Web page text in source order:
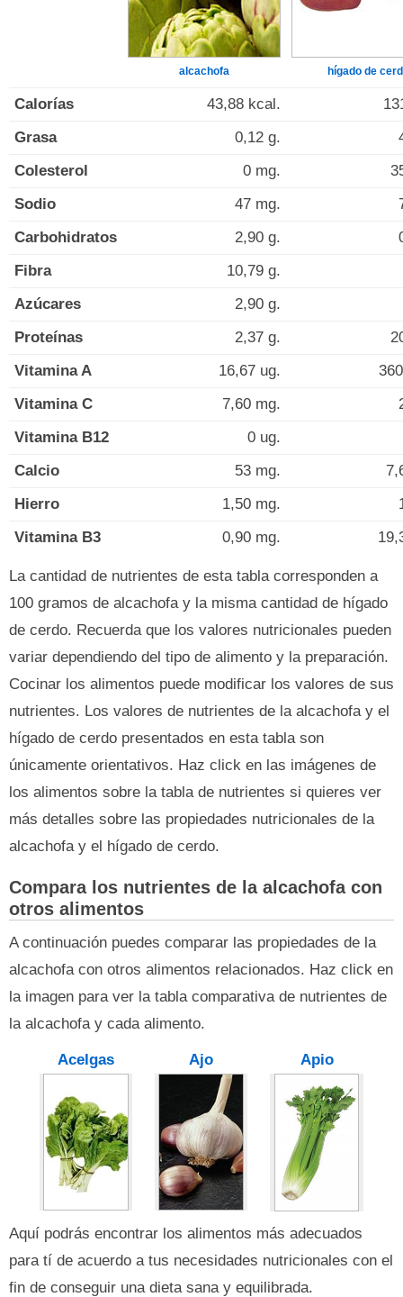
alcachofa hígado de
Calorías 43,88 kcal.
Grasa
0,12 g.
Colesterol
0 mg.
Sodio
47 mg.
Carbohidratos
2,90 g.
Fibra
10,79 g.
Azúcares
2,90 g.
Proteínas
2,37 g.
Vitamina A
16,67 ug.
Vitamina C
7,60 mg.
Vitamina B12
0 ug.
Calcio
53 mg.
Hierro
1,50 mg.
Vitamina B3
0,90 mg.
La cantidad de nutrientes de esta tabla corresponden a
100 gramos de alcachofa y la misma cantidad de hígado
de cerdo. Recuerda que los valores nutricionales pueden
variar dependiendo del tipo de alimento y la preparación.
Cocinar los alimentos puede modificar los valores de sus
nutrientes. Los valores de nutrientes de la alcachofa y el
hígado de cerdo presentados en esta tabla son
únicamente orientativos. Haz click en las imágenes de
los alimentos sobre la tabla de nutrientes si quieres ver
más detalles sobre las propiedades nutricionales de la
alcachofa y el hígado de cerdo.
Compara los nutrientes de la alcachofa con
otros alimentos
A continuación puedes comparar las propiedades de la
alcachofa con otros alimentos relacionados. Haz click en
la imagen para ver la tabla comparativa de nutrientes de
la alcachofa y cada alimento.
Acelgas Ajo Apio
Aquí podrás encontrar los alimentos más adecuados
para tí de acuerdo a tus necesidades nutricionales con el
fin de conseguir una dieta sana y equilibrada.